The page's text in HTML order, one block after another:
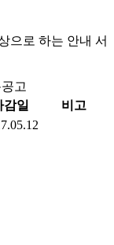
으로 하는 안내 서
고
감일
비고